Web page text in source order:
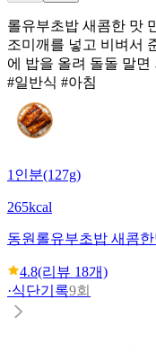
롤유부초밥 새콤한 맛
조미깨를 넣고 비벼서
에 밥을 올려 돌돌 말면
#일반식 #아침
1인분(127g)
265kcal
동원 롤유부초밥 새콤
4.8(리뷰 18개)
·식단기록9회